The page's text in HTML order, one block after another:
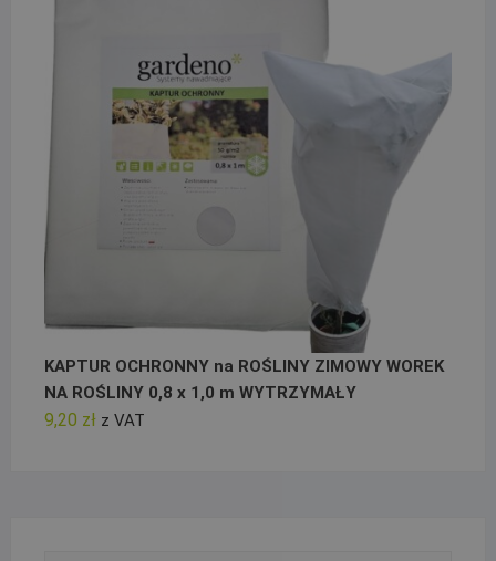
KAPTUR OCHRONNY na ROŚLINY ZIMOWY WOREK
NA ROŚLINY 0,8 x 1,0 m WYTRZYMAŁY
9,20 zł z VAT